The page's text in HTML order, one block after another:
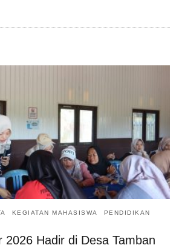
KEGIATAN MAHASISWA PENDIDIKAN
2026 Hadir di Desa Tamban